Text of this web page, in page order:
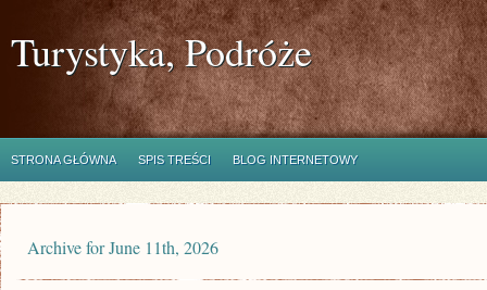
Turystyka, Podróże
STRONA GŁÓWNA SPIS TREŚCI BLOG INTERNETOWY
Archive for June 11th, 2026